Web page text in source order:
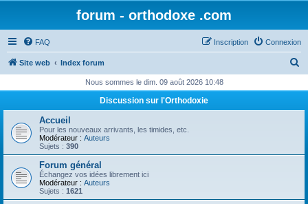
forum - orthodoxe .com
FAQ Connexion
Inscription
Site web Index forum
h
Nous sommes le dim. 09 août 2026 10:48
Discussion sur l'Orthodoxie
Accueil
Pour les nouveaux arrivants, les timides, etc.
Modérateur : Auteurs
Sujets : 390
Forum général
Échangez vos idées librement ici
Modérateur : Auteurs
Sujets : 1621